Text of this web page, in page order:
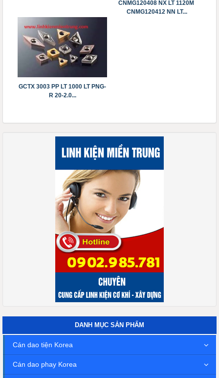
CNMG120408 NX LT 1120M
CNMG120412 NN LT...
GCTX 3003 PP LT 1000 LT PNG-
R 20-2.0...
DANH MỤC SẢN PHẨM
Cán dao tiện Korea
Cán dao phay Korea